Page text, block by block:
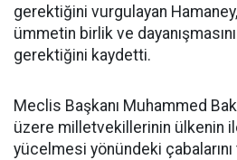
gerektiğini vurgulayan
ümmetin birlik ve
gerektiğini kaydetti.
Meclis Başkanı Muhammed
üzere milletvekillerinin ülkenin
yücelmesi yönündeki